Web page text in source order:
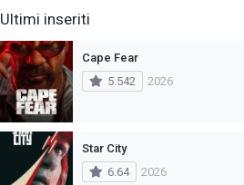
Ultimi inseriti
Cape Fear
5.542
2026
Star City
6.64
2026